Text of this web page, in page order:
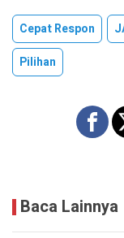
Cepat Respon
Pilihan
Baca Lainnya